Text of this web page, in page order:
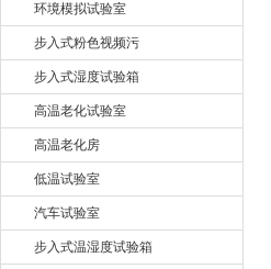
环境模拟试验室
步入式粉色视频污
步入式湿度试验箱
高温老化试验室
高温老化房
低温试验室
汽车试验室
步入式温湿度试验箱